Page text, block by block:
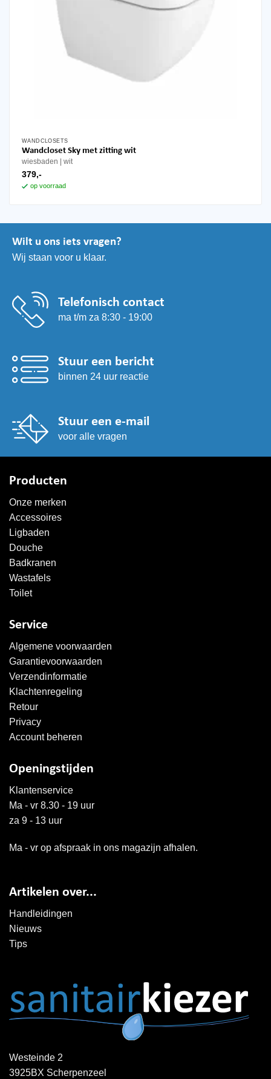
WANDCLOSETS
Wandcloset Sky met zitting wit
wiesbaden wit
379,-
op voorraad
Wilt u ons iets vragen?
Wij staan voor u klaar.
Telefonisch contact
ma t/m za 8:30 - 19:00
Stuur een bericht
binnen 24 uur reactie
Stuur een e-mail
voor alle vragen
Producten
Onze merken
Accessoires
Ligbaden
Douche
Badkranen
Wastafels
Toilet
Service
Algemene voorwaarden
Garantievoorwaarden
Verzendinformatie
Klachtenregeling
Retour
Privacy
Account beheren
Openingstijden
Klantenservice
Ma - vr 8.30 - 19 uur
za 9 - 13 uur
Ma - vr op afspraak in ons magazijn afhalen.
Artikelen over...
Handleidingen
Nieuws
Tips
Westeinde 2
3925BX Scherpenzeel